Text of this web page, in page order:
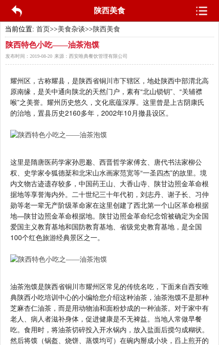
陕西美食
当前位置: 首页>>美食杂谈>>陕西美食
陕西特色小吃——油茶泡馍
发布时间： 2019-08-20 来源： 西安唯典餐饮管理有限公司
耀州区，古称耀县，是陕西省铜川市下辖区，地处陕西中部渭北高
原南缘，是关中通向陕北的天然门户，素有“北山锁钥”、“关辅襟
喉”之美誉。耀州历史悠久，文化底蕴深厚。这里曾是上古阴康氏
的治地，置县历史2160多年，2002年10月撤县设区。
这里是隋唐医药学家孙思邈、西晋哲学家傅玄、唐代书法家柳公
权、史学家令狐德棻和北宋山水画家范宽等“一圣四杰”的故里。境
内文物古迹遗存较多，中国药王山、大香山寺、陕甘边照金革命根
据地等享誉海内外。二十世纪三十年代初，刘志丹、谢子长、习仲
勋等老一辈无产阶级革命家在这里创建了西北第一个山区革命根据
地—陕甘边照金革命根据地。陕甘边照金革命纪念馆被确定为全国
爱国主义教育基地和国防教育基地、省级党史教育基地，是全国
100个红色旅游经典景区之一。
油茶泡馍是陕西省铜川市耀州区常见的传统名吃，下面来自西安唯
典陕西小吃培训中心的小编给您介绍这种油茶，油茶泡馍不是那种
芝麻杏仁油茶，而是用动物油和面粉炒成的一种油茶。对于家中有
老人、病人者滋补身体，促进健康是不无裨益。当地人常做早餐
吃。食用时，将油茶切碎投入开水锅内，放入盐面后搅匀成糊状。
然后将馍（锅盔、烧饼、蒸馍均可）在碗内掰成小块，舀上煎开的